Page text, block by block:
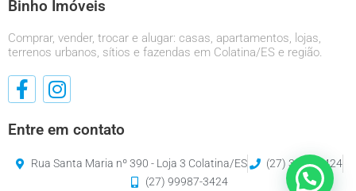
Binho Imóveis
Comprar, vender, trocar e alugar: casas, apartamentos, lojas,
terrenos urbanos, sítios e fazendas em Colatina/ES e região.
Entre em contato
Rua Santa Maria nº 390 - Loja 3 Colatina/ES
(27) 3120-3424
(27) 99987-3424